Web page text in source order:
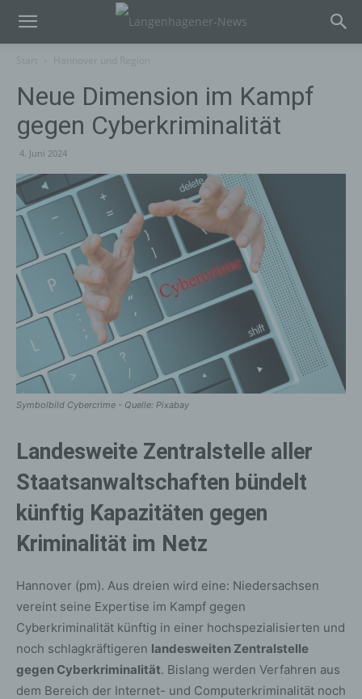
Neue Dimension im Kampf
gegen Cyberkriminalität
4. Juni 2024
Symbolbild Cybercrime - Quelle: Pixabay
Landesweite Zentralstelle aller
Staatsanwaltschaften bündelt
künftig Kapazitäten gegen
Kriminalität im Netz
Hannover (pm). Aus dreien wird eine: Niedersachsen
vereint seine Expertise im Kampf gegen
Cyberkriminalität künftig in einer hochspezialisierten und
noch schlagkräftigeren landesweiten Zentralstelle
gegen Cyberkriminalität. Bislang werden Verfahren aus
dem Bereich der Internet- und Computerkriminalität noch